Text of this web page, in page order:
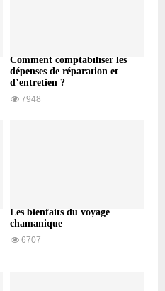
Comment comptabiliser les
dépenses de réparation et
d’entretien ?
7948
Les bienfaits du voyage
chamanique
6707